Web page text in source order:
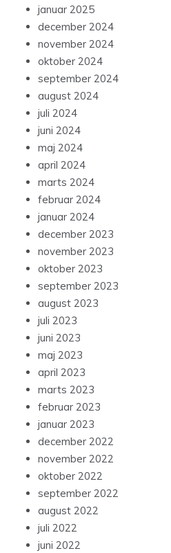
januar 2025
december 2024
november 2024
oktober 2024
september 2024
august 2024
juli 2024
juni 2024
maj 2024
april 2024
marts 2024
februar 2024
januar 2024
december 2023
november 2023
oktober 2023
september 2023
august 2023
juli 2023
juni 2023
maj 2023
april 2023
marts 2023
februar 2023
januar 2023
december 2022
november 2022
oktober 2022
september 2022
august 2022
juli 2022
juni 2022